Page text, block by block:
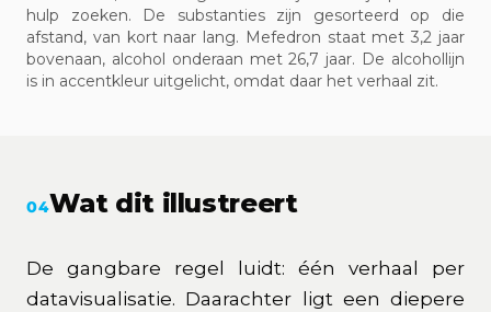
hulp zoeken. De substanties zijn gesorteerd op die
afstand, van kort naar lang. Mefedron staat met 3,2 jaar
bovenaan, alcohol onderaan met 26,7 jaar. De alcohollijn
is in accentkleur uitgelicht, omdat daar het verhaal zit.
04Wat dit illustreert
De gangbare regel luidt: één verhaal per
datavisualisatie. Daarachter ligt een diepere